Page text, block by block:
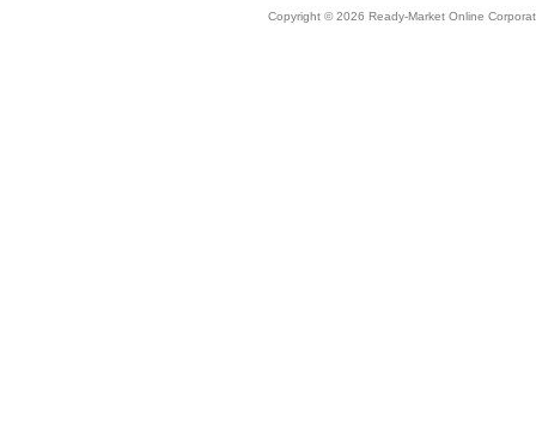
Copyright © 2026 Ready-Market Online